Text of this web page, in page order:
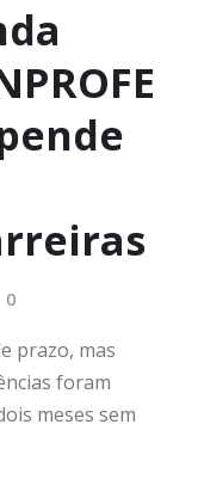
0
prazo, mas
foram
meses sem